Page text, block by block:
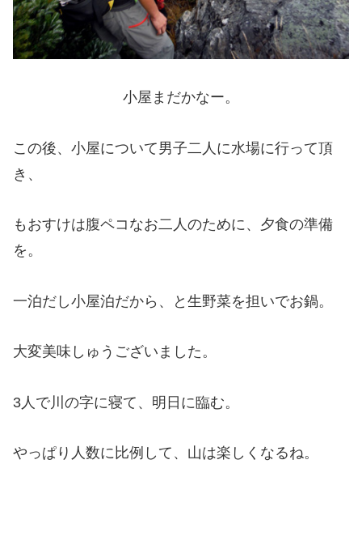
小屋まだかなー。
この後、小屋について男子二人に水場に行って頂
き、
もおすけは腹ペコなお二人のために、夕食の準備
を。
一泊だし小屋泊だから、と生野菜を担いでお鍋。
大変美味しゅうございました。
3人で川の字に寝て、明日に臨む。
やっぱり人数に比例して、山は楽しくなるね。